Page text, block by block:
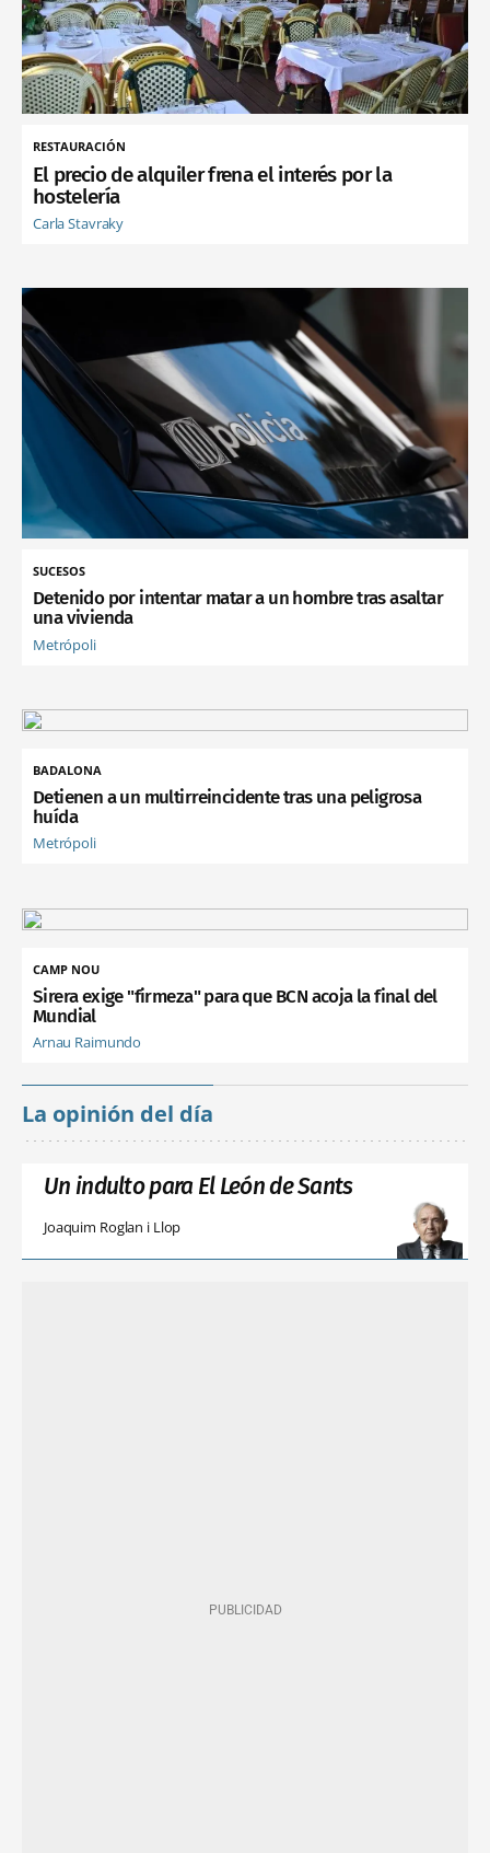
RESTAURACIÓN
El precio de alquiler frena el interés por la
hostelería
Carla Stavraky
SUCESOS
Detenido por intentar matar a un hombre tras asaltar
una vivienda
Metrópoli
BADALONA
Detienen a un multirreincidente tras una peligrosa
huída
Metrópoli
CAMP NOU
Sirera exige "firmeza" para que BCN acoja la final del
Mundial
Arnau Raimundo
La opinión del día
Un indulto para El León de Sants
Joaquim Roglan i Llop